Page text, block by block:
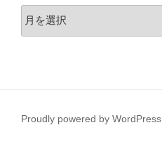
ー
Proudly powered by WordPress